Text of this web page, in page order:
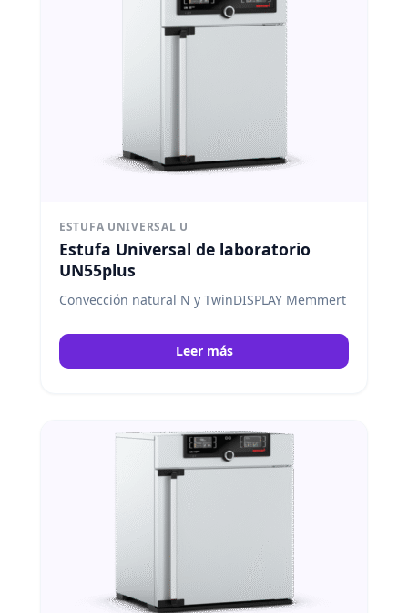
ESTUFA UNIVERSAL U
Estufa Universal de laboratorio
UN55plus
Convección natural N y TwinDISPLAY Memmert
Leer más